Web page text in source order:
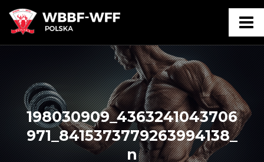
198030909_4363241043706
971_8415373779263994138_
n